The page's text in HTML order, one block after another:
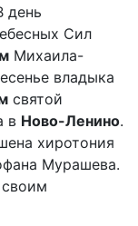
день
Сил
Михаила-
владыка
святой
в Ново-Ленино.
хиротония
Мурашева.